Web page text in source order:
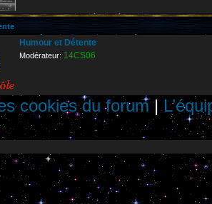
Humour et Détente
Modérateur: 14CS06
cookies du forum|